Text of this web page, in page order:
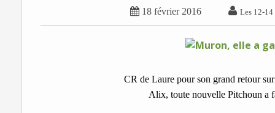
 18 février 2016  Les 12-
CR de Laure pour son grand retour
Alix, toute nouvelle Pitchoun a